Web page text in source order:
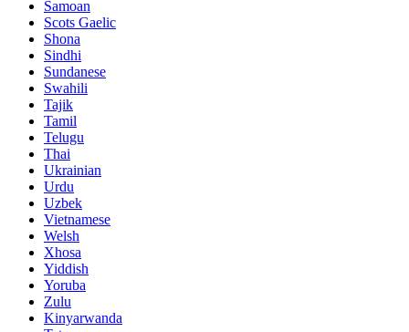
Samoan
Scots Gaelic
Shona
Sindhi
Sundanese
Swahili
Tajik
Tamil
Telugu
Thai
Ukrainian
Urdu
Uzbek
Vietnamese
Welsh
Xhosa
Yiddish
Yoruba
Zulu
Kinyarwanda